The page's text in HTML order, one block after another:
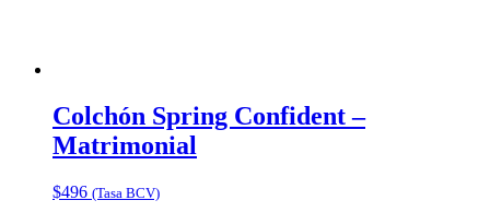
Colchón Spring Confident –
Matrimonial
$496 (Tasa BCV)